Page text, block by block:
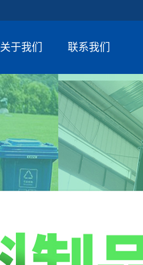
关于我们 联系我们